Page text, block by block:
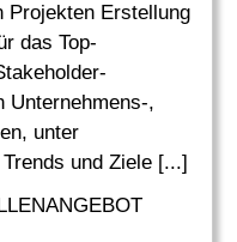
Projekten Erstellung
das Top-
Unternehmens-,
unter
und Ziele [...]